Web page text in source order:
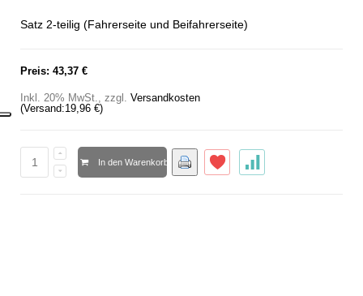
Satz 2-teilig (Fahrerseite und Beifahrerseite)
Preis: 43,37 €
Inkl. 20% MwSt., zzgl. Versandkosten
(Versand:19,96 €)
In den Warenkorb